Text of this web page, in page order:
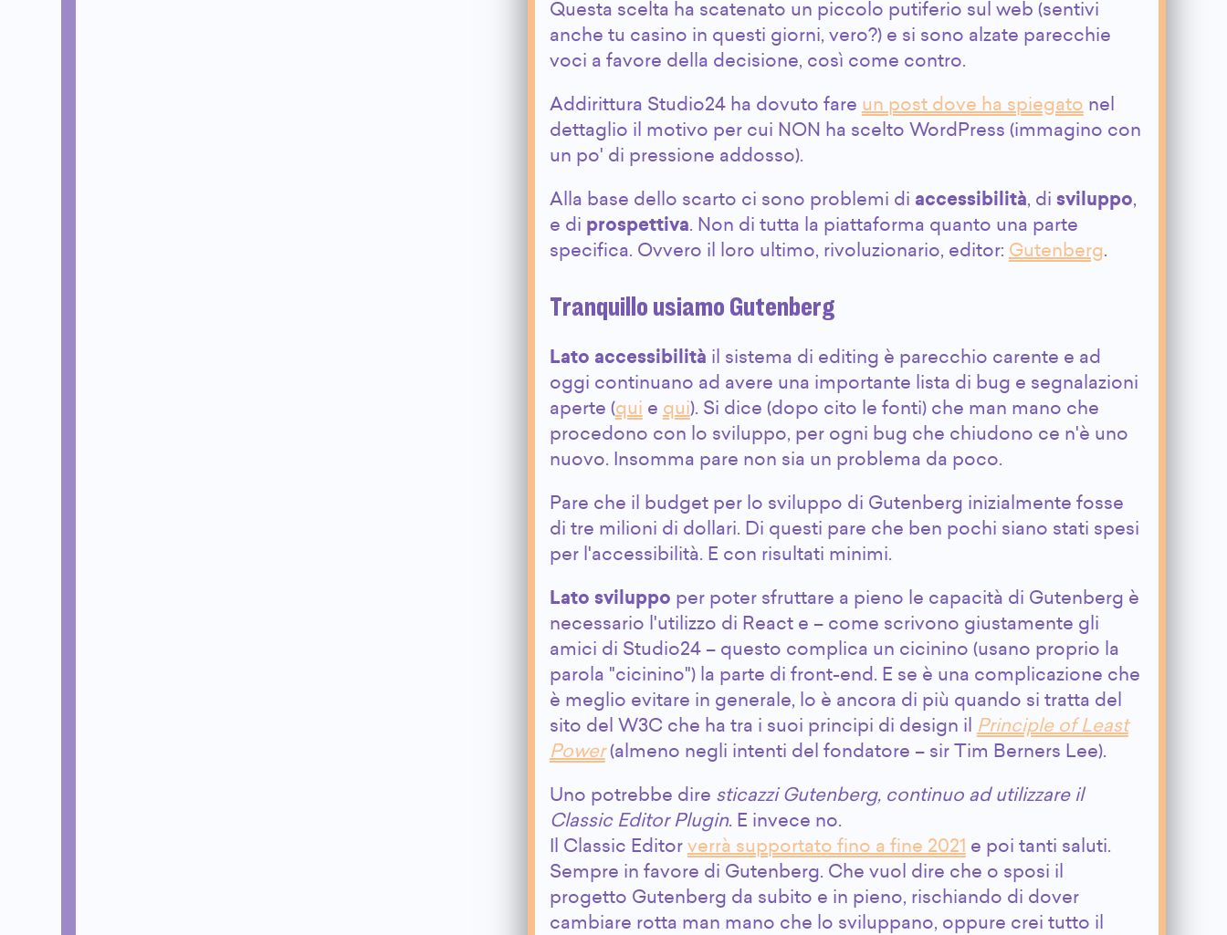
Questa scelta ha scatenato un piccolo putiferio sul web (sentivi
anche tu casino in questi giorni, vero?) e si sono alzate parecchie
voci a favore della decisione, così come contro.
Addirittura Studio24 ha dovuto fare un post dove ha spiegato nel
dettaglio il motivo per cui NON ha scelto WordPress (immagino con
un po' di pressione addosso).
Alla base dello scarto ci sono problemi di accessibilità, di sviluppo,
e di prospettiva. Non di tutta la piattaforma quanto una parte
specifica. Ovvero il loro ultimo, rivoluzionario, editor: Gutenberg.
Tranquillo usiamo Gutenberg
Lato accessibilità il sistema di editing è parecchio carente e ad
oggi continuano ad avere una importante lista di bug e segnalazioni
aperte (qui e qui). Si dice (dopo cito le fonti) che man mano che
procedono con lo sviluppo, per ogni bug che chiudono ce n'è uno
nuovo. Insomma pare non sia un problema da poco.
Pare che il budget per lo sviluppo di Gutenberg inizialmente fosse
di tre milioni di dollari. Di questi pare che ben pochi siano stati spesi
per l'accessibilità. E con risultati minimi.
Lato sviluppo per poter sfruttare a pieno le capacità di Gutenberg è
necessario l'utilizzo di React e – come scrivono giustamente gli
amici di Studio24 – questo complica un cicinino (usano proprio la
parola "cicinino") la parte di front-end. E se è una complicazione che
è meglio evitare in generale, lo è ancora di più quando si tratta del
sito del W3C che ha tra i suoi principi di design il
Principle of Least
Power(almeno negli intenti del fondatore – sir Tim Berners Lee).
Uno potrebbe dire sticazzi Gutenberg, continuo ad utilizzare il
Classic Editor Plugin. E invece no.
Il Classic Editor verrà supportato fino a fine 2021 e poi tanti saluti.
Sempre in favore di Gutenberg. Che vuol dire che o sposi il
progetto Gutenberg da subito e in pieno, rischiando di dover
cambiare rotta man mano che lo sviluppano, oppure crei tutto il